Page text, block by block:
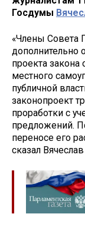
Госдумы
«Члены Совета
дополнительно
проекта
местного
публичной
законопроект
проработки с
предложений.
переносе его
сказал